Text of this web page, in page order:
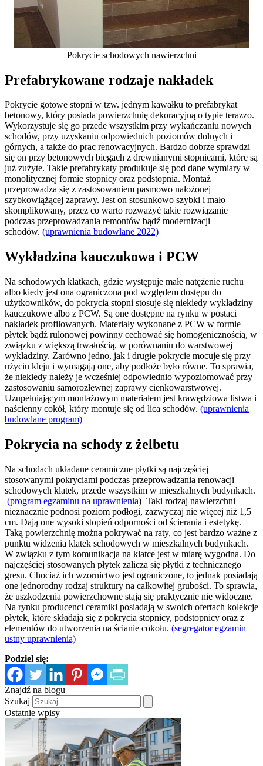
Pokrycie schodowych nawierzchni
Prefabrykowane rodzaje nakładek
Pokrycie gotowe stopni w tzw. jednym kawałku to prefabrykat
betonowy, który posiada powierzchnię dekoracyjną o typie terazzo.
Wykorzystuje się go przede wszystkim przy wykańczaniu nowych
schodów, przy uzyskaniu odpowiednich poziomów dolnych i
górnych, a także do prac renowacyjnych. Bardzo dobrze sprawdzi
się on przy betonowych biegach z drewnianymi stopnicami, które są
już zużyte. Takie prefabrykaty produkuje się pod dane wymiary w
monolitycznej formie stopnicy oraz podstopnia. Montaż
przeprowadza się z zastosowaniem pasmowo nałożonej
szybkowiążącej zaprawy. Jest on stosunkowo szybki i mało
skomplikowany, przez co warto rozważyć takie rozwiązanie
podczas przeprowadzania remontów bądź modernizacji
schodów. (uprawnienia budowlane 2022)
Wykładzina kauczukowa i PCW
Na schodowych klatkach, gdzie występuje małe natężenie ruchu
albo kiedy jest ona ograniczona pod względem dostępu do
użytkowników, do pokrycia stopni stosuje się niekiedy wykładziny
kauczukowe albo z PCW. Są one dostępne na rynku w postaci
nakładek profilowanych. Materiały wykonane z PCW w formie
płytek bądź rulonowej powinny cechować się homogenicznością, w
związku z większą trwałością, w porównaniu do warstwowej
wykładziny. Zarówno jedno, jak i drugie pokrycie mocuje się przy
użyciu kleju i wymagają one, aby podłoże było równe. To sprawia,
że niekiedy należy je wcześniej odpowiednio wypoziomować przy
zastosowaniu samorozlewnej zaprawy cienkowarstwowej.
Uzupełniającym montażowym materiałem jest krawędziowa listwa i
naścienny cokół, który montuje się od lica schodów. (uprawnienia
budowlane program)
Pokrycia na schody z żelbetu
Na schodach układane ceramiczne płytki są najczęściej
stosowanymi pokryciami podczas przeprowadzania renowacji
schodowych klatek, przede wszystkim w mieszkalnych budynkach.
(program egzaminu na uprawnienia) Taki rodzaj nawierzchni
nieznacznie podnosi poziom podłogi, zazwyczaj nie więcej niż 1,5
cm. Dają one wysoki stopień odporności od ścierania i estetykę.
Taką powierzchnię można pokrywać na raty, co jest bardzo ważne z
punktu widzenia klatek schodowych w mieszkalnych budynkach.
W związku z tym komunikacja na klatce jest w miarę wygodna. Do
najczęściej stosowanych płytek zalicza się płytki z technicznego
gresu. Chociaż ich wzornictwo jest ograniczone, to jednak posiadają
one jednorodny rodzaj struktury na całkowitej grubości. To sprawia,
że uszkodzenia powierzchowne stają się praktycznie nie widoczne.
Na rynku producenci ceramiki posiadają w swoich ofertach kolekcje
płytek, które składają się z pokrycia stopnicy, podstopnicy oraz z
elementów do utworzenia na ścianie cokołu. (segregator egzamin
ustny uprawnienia)
Podziel się:
Znajdź na blogu
Szukaj
Ostatnie wpisy